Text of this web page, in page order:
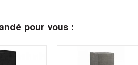
pour vous :